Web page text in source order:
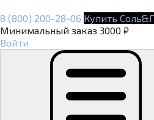
8 (800) 200-28-06 Купить
Минимальный заказ 3000 ₽
Войти